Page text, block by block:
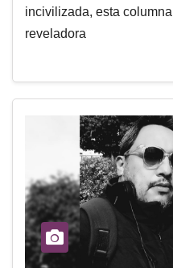
incivilizada, esta
reveladora